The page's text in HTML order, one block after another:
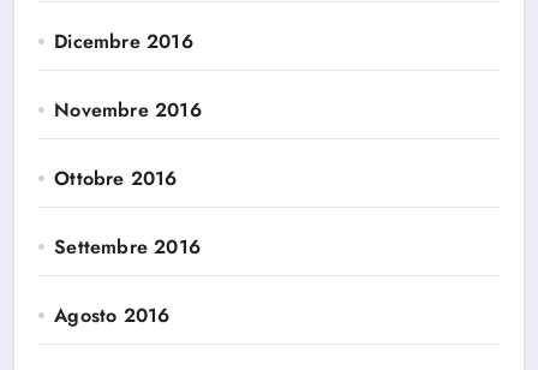
Dicembre 2016
Novembre 2016
Ottobre 2016
Settembre 2016
Agosto 2016